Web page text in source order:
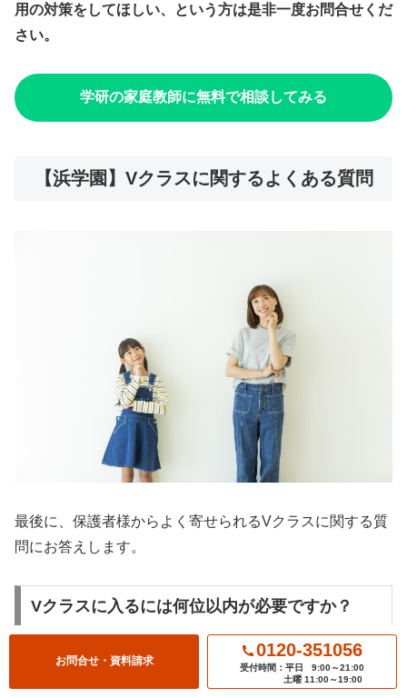
用の対策をしてほしい、という方は是非一度お問合せくだ
さい。
学研の家庭教師に無料で相談してみる
【浜学園】Vクラスに関するよくある質問
最後に、保護者様からよく寄せられるVクラスに関する質
問にお答えします。
Vクラスに入るには何位以内が必要ですか？
一概には言えませんが、目安として公開学力テストで全体
の上位10%～15%以内に入ることが目標になります。 例
お問合せ・資料請求
0120-351056
受付時間：平日
9:00～21:00
土曜 11:00～19:00